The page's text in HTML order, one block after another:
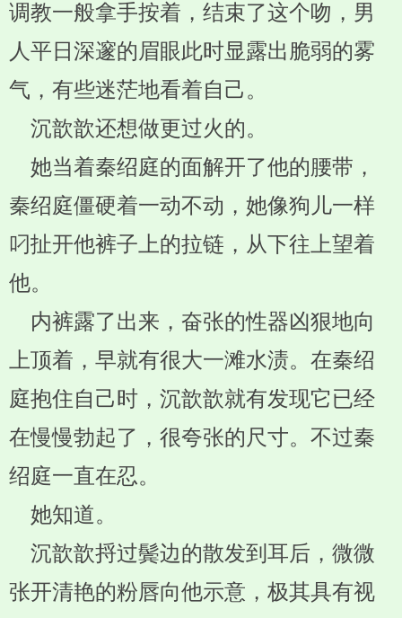
调教一般拿手按着，结束了这个吻，男
人平日深邃的眉眼此时显露出脆弱的雾
气，有些迷茫地看着自己。
沉歆歆还想做更过火的。
她当着秦绍庭的面解开了他的腰带，
秦绍庭僵硬着一动不动，她像狗儿一样
叼扯开他裤子上的拉链，从下往上望着
他。
内裤露了出来，奋张的性器凶狠地向
上顶着，早就有很大一滩水渍。在秦绍
庭抱住自己时，沉歆歆就有发现它已经
在慢慢勃起了，很夸张的尺寸。不过秦
绍庭一直在忍。
她知道。
沉歆歆捋过鬓边的散发到耳后，微微
张开清艳的粉唇向他示意，极其具有视